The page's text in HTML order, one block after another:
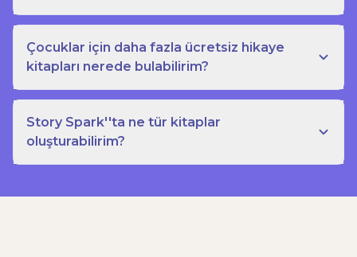
Çocuklar için daha fazla ücretsiz hikaye
kitapları nerede bulabilirim?
Story Spark''ta ne tür kitaplar
oluşturabilirim?